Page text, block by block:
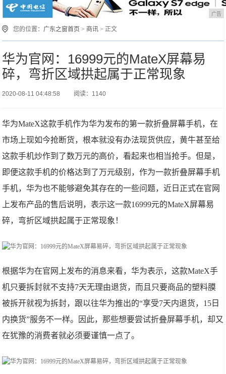
广告
您的位置： 广东之窗首页 > 商讯 > 正文
华为官网：16999元的MateX屏幕易
碎，弯折区域拱起属于正常现象
2020-08-11 04:48:58 阅读：1140
华为MateX这款手机作为华为发布的第一款折叠屏幕手机，在
市场上现如今抢断货，根本就没有办法现货供应，黄牛甚至给
这款手机炒作到了数万元的高价，看起来也相当抢手。但是，
即便这款手机的价格达到了万元级别，作为一款折叠屏幕手机
手机，华为也不能够避免其存在的一些问题，近日正式在官网
上发布产品的售后说明，表示这一款16999元的MateX屏幕易
碎，弯折区域拱起属于正常现象！
根据华为在官网上发布的消息来看，华为表示，这款MateX手
机只要拆封就不支持7天无理由退货，而且只要商品的塑料膜
被拆开就视为拆封，跟以往华为推出的“享受7天内退货，15日
内换货”服务不一样。因此，那些想要尝试折叠屏幕手机，却又
在犹豫的消费者就必须要谨慎一点了。